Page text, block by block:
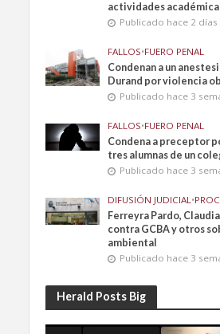
actividades
Publicado hace 2 días
FALLOS•FUERO PENAL
Condenan a un
Durand por violencia
Publicado hace 3
FALLOS•FUERO PENAL
Condena a preceptor
tres alumnas de un
Publicado hace 3
DIFUSIÓN JUDICIAL•
Ferreyra Pardo,
contra GCBA y otros
ambiental
Publicado hace 3
Herald Posts Big